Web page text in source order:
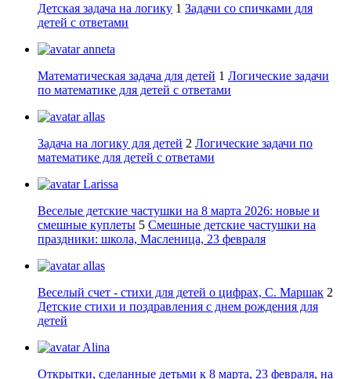
Детская задача на логику 1 Задачи со спичками для
детей с ответами
anneta
Математическая задача для детей 1 Логические задачи
по математике для детей с ответами
allas
Задача на логику для детей 2 Логические задачи по
математике для детей с ответами
Larissa
Веселые детские частушки на 8 марта 2026: новые и
смешные куплеты 5 Смешные детские частушки на
праздники: школа, Масленица, 23 февраля
allas
Веселый счет - стихи для детей о цифрах, С. Маршак 2
Детские стихи и поздравления с днем рождения для
детей
Alina
Открытки, сделанные детьми к 8 марта, 23 февраля, на